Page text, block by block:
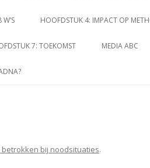
HOOFDSTUK 4: IMPACT OP
7: TOEKOMST MEDIA ABC
betrokken bij noodsituaties.